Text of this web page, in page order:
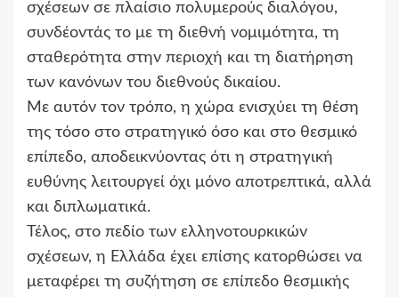
σχέσεων σε πλαίσιο πολυμερούς διαλόγου,
συνδέοντάς το με τη διεθνή νομιμότητα, τη
σταθερότητα στην περιοχή και τη διατήρηση
των κανόνων του διεθνούς δικαίου.
Με αυτόν τον τρόπο, η χώρα ενισχύει τη θέση
της τόσο στο στρατηγικό όσο και στο θεσμικό
επίπεδο, αποδεικνύοντας ότι η στρατηγική
ευθύνης λειτουργεί όχι μόνο αποτρεπτικά, αλλά
και διπλωματικά.
Τέλος, στο πεδίο των ελληνοτουρκικών
σχέσεων, η Ελλάδα έχει επίσης κατορθώσει να
μεταφέρει τη συζήτηση σε επίπεδο θεσμικής